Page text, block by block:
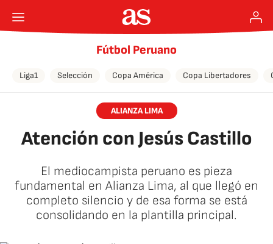
Fútbol Peruano
Liga1 Selección Copa América Copa Libertadores
ALIANZA LIMA
Atención con Jesús Castillo
El mediocampista peruano es pieza
fundamental en Alianza Lima, al que llegó en
completo silencio y de esa forma se está
consolidando en la plantilla principal.